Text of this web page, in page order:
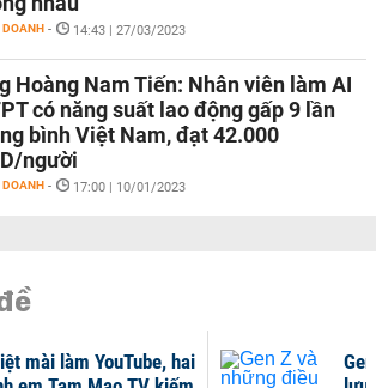
DOANH - 14:43 | 27/03/2023
Hoàng Nam Tiến: Nhân viên làm AI
có năng suất lao động gấp 9 lần
bình Việt Nam, đạt 42.000
người
DOANH - 17:00 | 10/01/2023
mài làm YouTube, hai